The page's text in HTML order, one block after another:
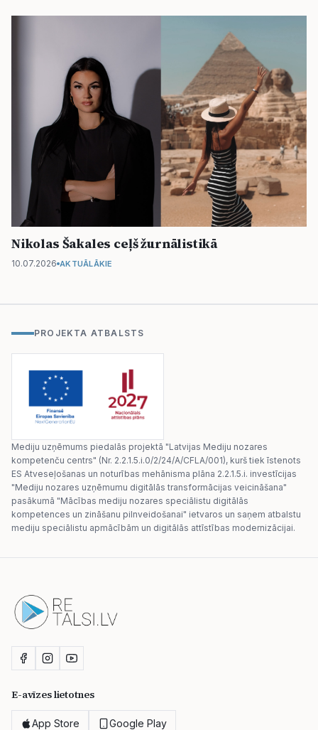
Nikolas Šakales ceļš žurnālistikā
10.07.2026 AKTUĀLĀKIE
PROJEKTA ATBALSTS
Mediju uzņēmums piedalās projektā "Latvijas Mediju nozares
kompetenču centrs" (Nr. 2.2.1.5.i.0/2/24/A/CFLA/001), kurš tiek īstenots
ES Atveseļošanas un noturības mehānisma plāna 2.2.1.5.i. investīcijas
"Mediju nozares uzņēmumu digitālās transformācijas veicināšana"
pasākumā "Mācības mediju nozares speciālistu digitālās
kompetences un zināšanu pilnveidošanai" ietvaros un saņem atbalstu
mediju speciālistu apmācībām un digitālās attīstības modernizācijai.
E-avīzes lietotnes
App Store Google Play